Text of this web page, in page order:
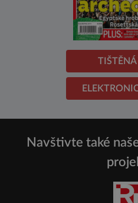
TIŠTĚNÁ
Navštivte také